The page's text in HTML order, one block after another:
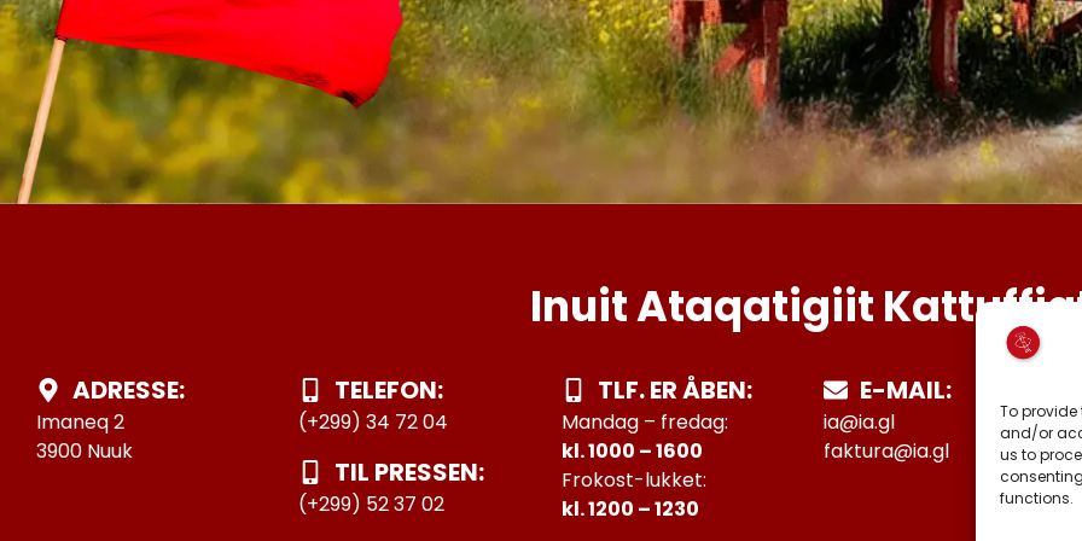
To provide
and/or
us to
functions.
Inuit Ataqatigiit
ADRESSE:
Imaneq 2
3900 Nuuk
TELEFON:
(+299) 34 72 04
TIL PRESSEN:
(+299) 52 37 02
TLF. ER ÅBEN:
Mandag – fredag:
kl. 1000 – 1600
Frokost-lukket:
kl. 1200 – 1230
E-MAIL:
ia@ia.gl
faktura@ia.gl